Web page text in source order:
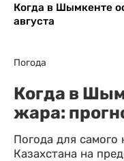
Когда в Шымкенте
августа
Погода
Когда в
жара:
Погода для самого
Казахстана на